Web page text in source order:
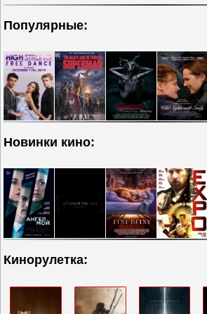
Популярные:
Новинки кино:
Кинорулетка: